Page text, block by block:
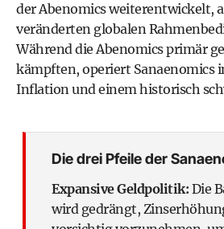
der Abenomics weiterentwickelt,
veränderten globalen
Während die Abenomics primär
kämpften, operiert Sanaenomics
Inflation und einem historisch
Die drei Pfeile der
Expansive Geldpolitik: Die
wird gedrängt,